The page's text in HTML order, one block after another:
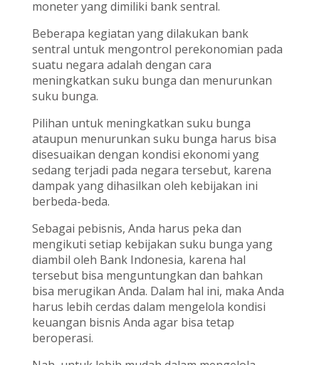
moneter yang dimiliki bank sentral.
Beberapa kegiatan yang dilakukan bank
sentral untuk mengontrol perekonomian pada
suatu negara adalah dengan cara
meningkatkan suku bunga dan menurunkan
suku bunga.
Pilihan untuk meningkatkan suku bunga
ataupun menurunkan suku bunga harus bisa
disesuaikan dengan kondisi ekonomi yang
sedang terjadi pada negara tersebut, karena
dampak yang dihasilkan oleh kebijakan ini
berbeda-beda.
Sebagai pebisnis, Anda harus peka dan
mengikuti setiap kebijakan suku bunga yang
diambil oleh Bank Indonesia, karena hal
tersebut bisa menguntungkan dan bahkan
bisa merugikan Anda. Dalam hal ini, maka Anda
harus lebih cerdas dalam mengelola kondisi
keuangan bisnis Anda agar bisa tetap
beroperasi.